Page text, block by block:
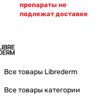
препараты не
подлежат доставке
Все товары Librederm
Все товары категории